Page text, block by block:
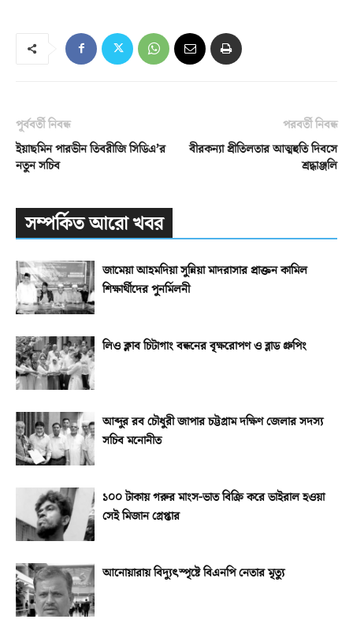
পূর্ববর্তী নিবন্ধ
ইয়াছমিন পারভীন তিবরীজি সিডিএ’র
নতুন সচিব
পরবর্তী নিবন্ধ
বীরকন্যা প্রীতিলতার আত্মহুতি দিবসে
শ্রদ্ধাঞ্জলি
সম্পর্কিত আরো খবর
জামেয়া আহমদিয়া সুন্নিয়া মাদরাসার প্রাক্তন কামিল
শিক্ষার্থীদের পুনর্মিলনী
লিও ক্লাব চিটাগাং বন্ধনের বৃক্ষরোপণ ও ব্লাড গ্রুপিং
আব্দুর রব চৌধুরী জাপার চট্টগ্রাম দক্ষিণ জেলার সদস্য
সচিব মনোনীত
১০০ টাকায় গরুর মাংস-ভাত বিক্রি করে ভাইরাল হওয়া
সেই মিজান গ্রেপ্তার
আনোয়ারায় বিদ্যুৎস্পৃষ্টে বিএনপি নেতার মৃত্যু